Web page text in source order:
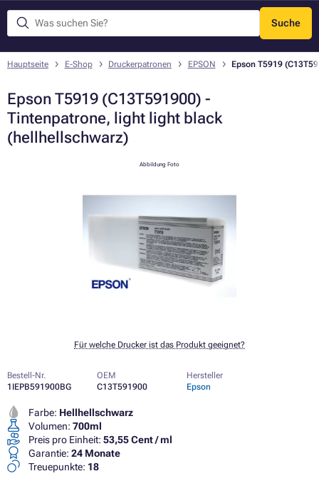
Suche
Menü
Hauptseite E-Shop Druckerpatronen EPSON Epson T5919
Epson T5919 (C13T591900) -
Tintenpatrone, light light black
(hellhellschwarz)
Abbildung Foto
Für welche Drucker ist das Produkt geeignet?
Bestell-Nr.
1IEPB591900BG
OEM
C13T591900
Hersteller
Epson
Farbe: Hellhellschwarz
Volumen: 700ml
Preis pro Einheit: 53,55 Cent / ml
Garantie: 24 Monate
Treuepunkte: 18